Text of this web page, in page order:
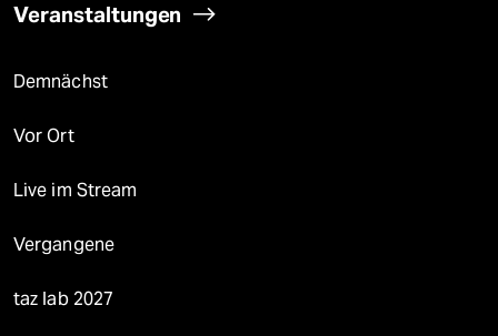
Veranstaltungen
Demnächst
Vor Ort
Live im Stream
Vergangene
taz lab 2027